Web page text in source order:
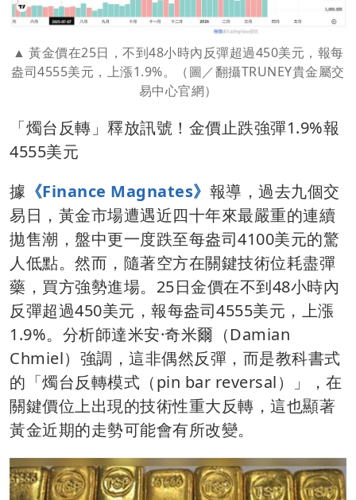
黃金價在25日，不到48小時內反彈超過450美元，報每
盎司4555美元，上漲1.9%。（圖／翻攝TRUNEY貴金屬交
易中心官網）
「燭台反轉」釋放訊號！金價止跌強彈1.9%報
4555美元
據 《Finance Magnates》 報導，過去九個交
易日，黃金市場遭遇近四十年來最嚴重的連續
拋售潮，盤中更一度跌至每盎司4100美元的驚
人低點。然而，隨著空方在關鍵技術位耗盡彈
藥，買方強勢進場。25日金價在不到48小時內
反彈超過450美元，報每盎司4555美元，上漲
1.9%。分析師達米安·奇米爾（Damian
Chmiel）強調，這非偶然反彈，而是教科書式
的「燭台反轉模式（pin bar reversal）」，在
關鍵價位上出現的技術性重大反轉，這也顯著
黃金近期的走勢可能會有所改變。